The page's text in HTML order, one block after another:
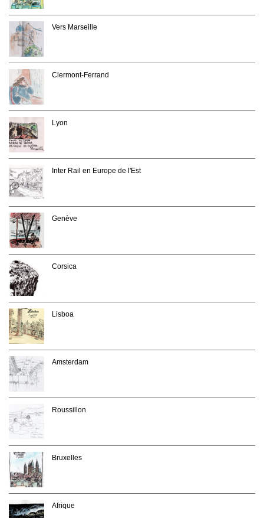
Vers Marseille
Clermont-Ferrand
Lyon
Inter Rail en Europe de l'Est
Genève
Corsica
Lisboa
Amsterdam
Roussillon
Bruxelles
Afrique